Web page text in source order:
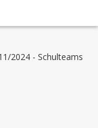
2024 - Schulteams